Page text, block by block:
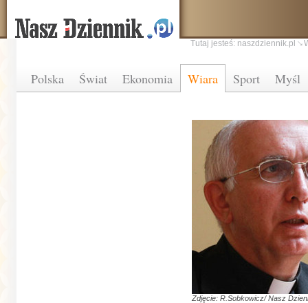
Polska Świat Ekonomia Wiara Sport Myśl
Tutaj jesteś: naszdziennik.pl
Zdjęcie: R.Sobkowicz/ Nasz